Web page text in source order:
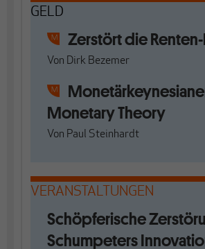
GELD
Zerstört die
Von Dirk Bezemer
Monetary Theory
Von Paul Steinhardt
VERANSTALTUNGEN
Schöpferische
Schumpeters